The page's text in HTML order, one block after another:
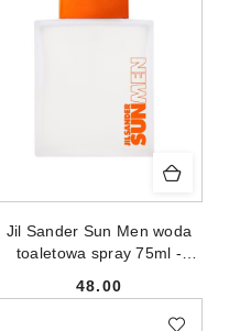
Jil Sander Sun Men woda
toaletowa spray 75ml -
Cena:
48.00